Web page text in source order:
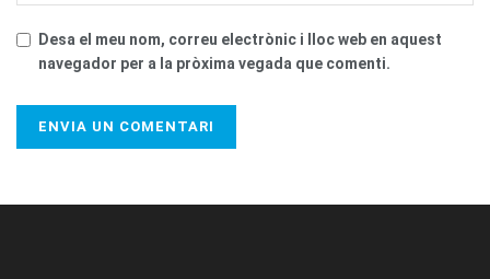
Desa el meu nom, correu electrònic i lloc web en aquest
navegador per a la pròxima vegada que comenti.